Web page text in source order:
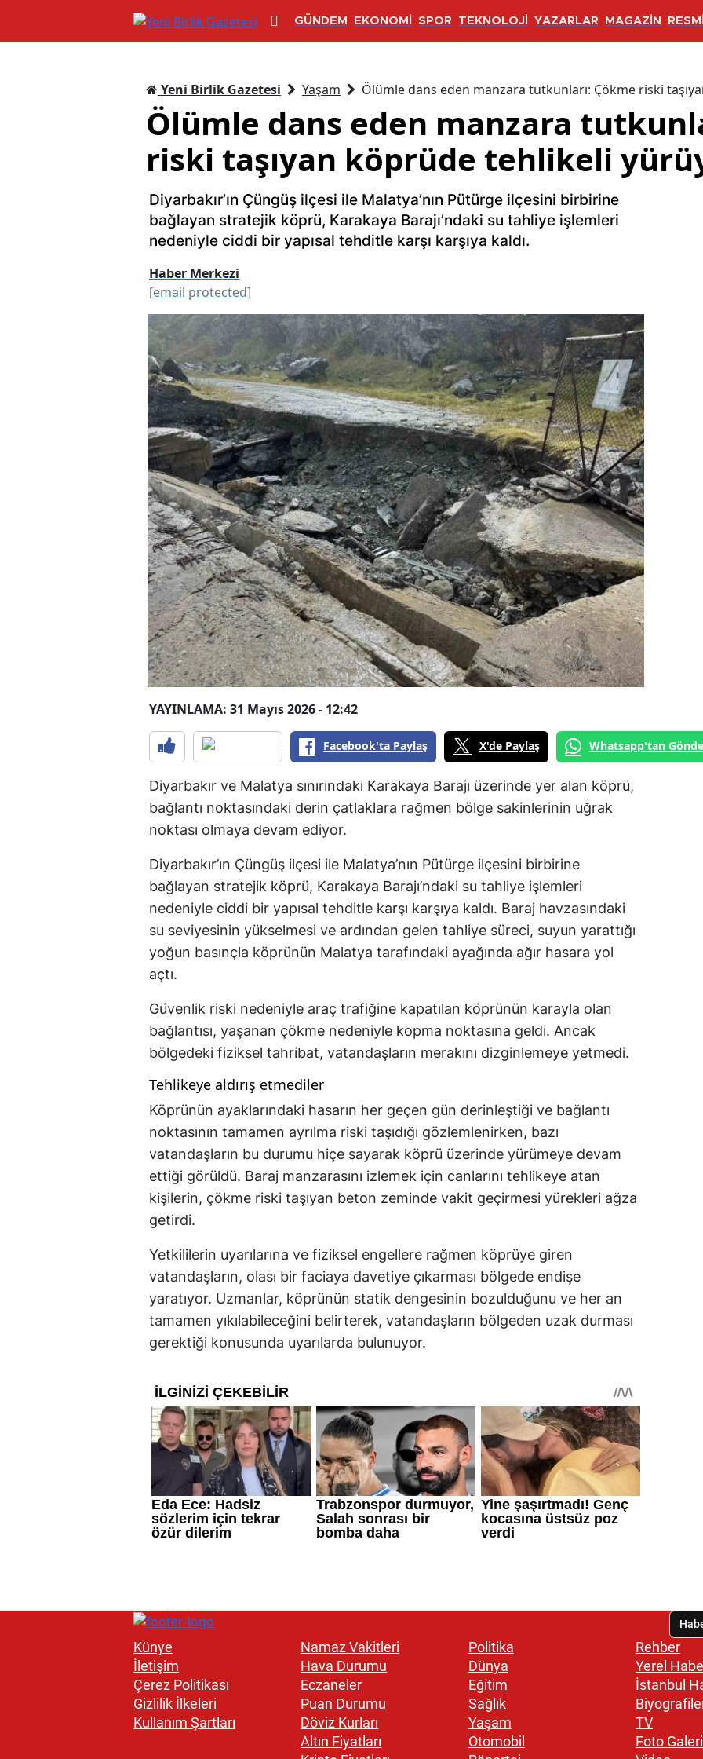
GÜNDEM EKONOMİ SPOR TEKNOLOJİ YAZARLAR MAGAZİN
Yeni Birlik Gazetesi Yaşam Ölümle dans eden manzara tutkunları: Çökme riski
Ölümle dans eden manzara
riski taşıyan köprüde tehlikeli
Diyarbakır’ın Çüngüş ilçesi ile Malatya’nın Pütürge ilçesini birbirine
bağlayan stratejik köprü, Karakaya Barajı’ndaki su tahliye işlemleri
nedeniyle ciddi bir yapısal tehditle karşı karşıya kaldı.
Haber Merkezi
[email protected]
YAYINLAMA: 31 Mayıs 2026 - 12:42
Facebook'ta Paylaş X'de Paylaş Whatsapp'tan
Diyarbakır ve Malatya sınırındaki Karakaya Barajı üzerinde yer alan köprü,
bağlantı noktasındaki derin çatlaklara rağmen bölge sakinlerinin uğrak
noktası olmaya devam ediyor.
Diyarbakır’ın Çüngüş ilçesi ile Malatya’nın Pütürge ilçesini birbirine
bağlayan stratejik köprü, Karakaya Barajı’ndaki su tahliye işlemleri
nedeniyle ciddi bir yapısal tehditle karşı karşıya kaldı. Baraj havzasındaki
su seviyesinin yükselmesi ve ardından gelen tahliye süreci, suyun yarattığı
yoğun basınçla köprünün Malatya tarafındaki ayağında ağır hasara yol
açtı.
Güvenlik riski nedeniyle araç trafiğine kapatılan köprünün karayla olan
bağlantısı, yaşanan çökme nedeniyle kopma noktasına geldi. Ancak
bölgedeki fiziksel tahribat, vatandaşların merakını dizginlemeye yetmedi.
Tehlikeye aldırış etmediler
Köprünün ayaklarındaki hasarın her geçen gün derinleştiği ve bağlantı
noktasının tamamen ayrılma riski taşıdığı gözlemlenirken, bazı
vatandaşların bu durumu hiçe sayarak köprü üzerinde yürümeye devam
ettiği görüldü. Baraj manzarasını izlemek için canlarını tehlikeye atan
kişilerin, çökme riski taşıyan beton zeminde vakit geçirmesi yürekleri ağza
getirdi.
Yetkililerin uyarılarına ve fiziksel engellere rağmen köprüye giren
vatandaşların, olası bir faciaya davetiye çıkarması bölgede endişe
yaratıyor. Uzmanlar, köprünün statik dengesinin bozulduğunu ve her an
tamamen yıkılabileceğini belirterek, vatandaşların bölgeden uzak durması
gerektiği konusunda uyarılarda bulunuyor.
Künye
İletişim
Çerez Politikası
Gizlilik İlkeleri
Kullanım Şartları
Namaz Vakitleri
Hava Durumu
Eczaneler
Puan Durumu
Döviz Kurları
Altın Fiyatları
Politika
Dünya
Eğitim
Sağlık
Yaşam
Otomobil
Rehber
Yerel
İstanbul
TV
Foto Galeri